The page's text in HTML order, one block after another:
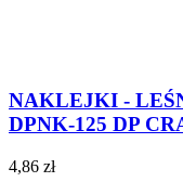
NAKLEJKI -
DPNK-125 DP
4,86 zł